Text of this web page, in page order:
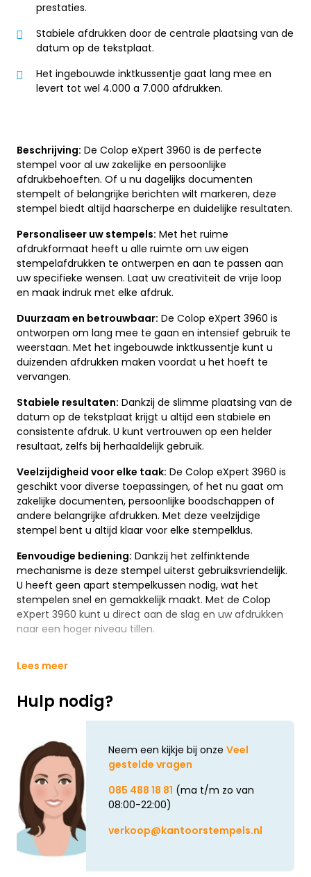
prestaties.
Stabiele afdrukken door de centrale plaatsing van de
datum op de tekstplaat.
Het ingebouwde inktkussentje gaat lang mee en
levert tot wel 4.000 a 7.000 afdrukken.
Beschrijving: De Colop eXpert 3960 is de perfecte
stempel voor al uw zakelijke en persoonlijke
afdrukbehoeften. Of u nu dagelijks documenten
stempelt of belangrijke berichten wilt markeren, deze
stempel biedt altijd haarscherpe en duidelijke resultaten.
Personaliseer uw stempels: Met het ruime
afdrukformaat heeft u alle ruimte om uw eigen
stempelafdrukken te ontwerpen en aan te passen aan
uw specifieke wensen. Laat uw creativiteit de vrije loop
en maak indruk met elke afdruk.
Duurzaam en betrouwbaar: De Colop eXpert 3960 is
ontworpen om lang mee te gaan en intensief gebruik te
weerstaan. Met het ingebouwde inktkussentje kunt u
duizenden afdrukken maken voordat u het hoeft te
vervangen.
Stabiele resultaten: Dankzij de slimme plaatsing van de
datum op de tekstplaat krijgt u altijd een stabiele en
consistente afdruk. U kunt vertrouwen op een helder
resultaat, zelfs bij herhaaldelijk gebruik.
Veelzijdigheid voor elke taak: De Colop eXpert 3960 is
geschikt voor diverse toepassingen, of het nu gaat om
zakelijke documenten, persoonlijke boodschappen of
andere belangrijke afdrukken. Met deze veelzijdige
stempel bent u altijd klaar voor elke stempelklus.
Eenvoudige bediening: Dankzij het zelfinktende
mechanisme is deze stempel uiterst gebruiksvriendelijk.
U heeft geen apart stempelkussen nodig, wat het
stempelen snel en gemakkelijk maakt. Met de Colop
eXpert 3960 kunt u direct aan de slag en uw afdrukken
naar een hoger niveau tillen.
Lees meer
Hulp nodig?
Neem een kijkje bij onze Veel
gestelde vragen
085 488 18 81 (ma t/m zo van
08:00-22:00)
verkoop@kantoorstempels.nl